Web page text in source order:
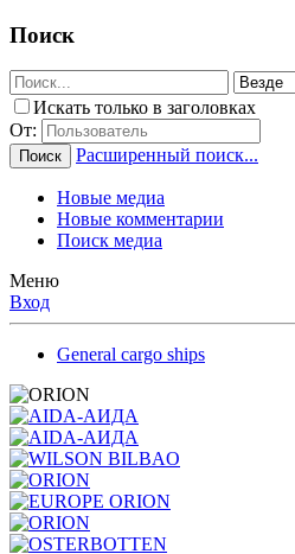
Поиск
Искать только в заголовках
От:
Поиск Расширенный поиск...
Новые медиа
Новые комментарии
Поиск медиа
Меню
Вход
General cargo ships